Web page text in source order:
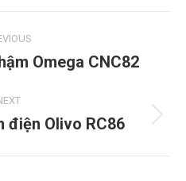
Omega CNC82
điện Olivo RC86